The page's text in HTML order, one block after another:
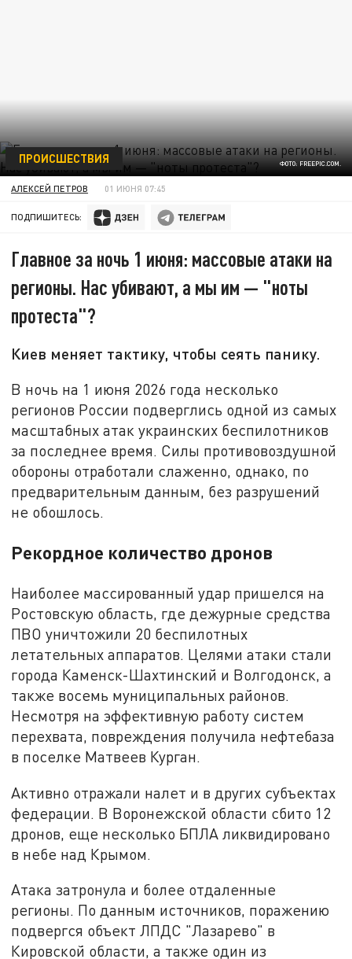
ФОТО: FREEPIC.COM.
ПРОИСШЕСТВИЯ
АЛЕКСЕЙ ПЕТРОВ 01 ИЮНЯ 07:45
ПОДПИШИТЕСЬ:
Главное за ночь 1 июня: массовые атаки на
регионы. Нас убивают, а мы им — "ноты
протеста"?
Киев меняет тактику, чтобы сеять панику.
В ночь на 1 июня 2026 года несколько
регионов России подверглись одной из самых
масштабных атак украинских беспилотников
за последнее время. Силы противовоздушной
обороны отработали слаженно, однако, по
предварительным данным, без разрушений
не обошлось.
Рекордное количество дронов
Наиболее массированный удар пришелся на
Ростовскую область, где дежурные средства
ПВО уничтожили 20 беспилотных
летательных аппаратов. Целями атаки стали
города Каменск-Шахтинский и Волгодонск, а
также восемь муниципальных районов.
Несмотря на эффективную работу систем
перехвата, повреждения получила нефтебаза
в поселке Матвеев Курган.
Активно отражали налет и в других субъектах
федерации. В Воронежской области сбито 12
дронов, еще несколько БПЛА ликвидировано
в небе над Крымом.
Атака затронула и более отдаленные
регионы. По данным источников, поражению
подвергся объект ЛПДС "Лазарево" в
Кировской области, а также один из